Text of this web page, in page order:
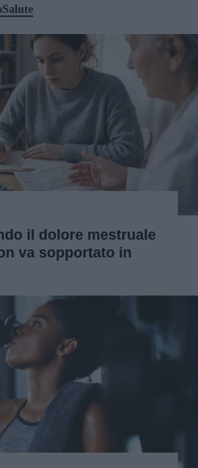
il dolore mestruale
va sopportato in